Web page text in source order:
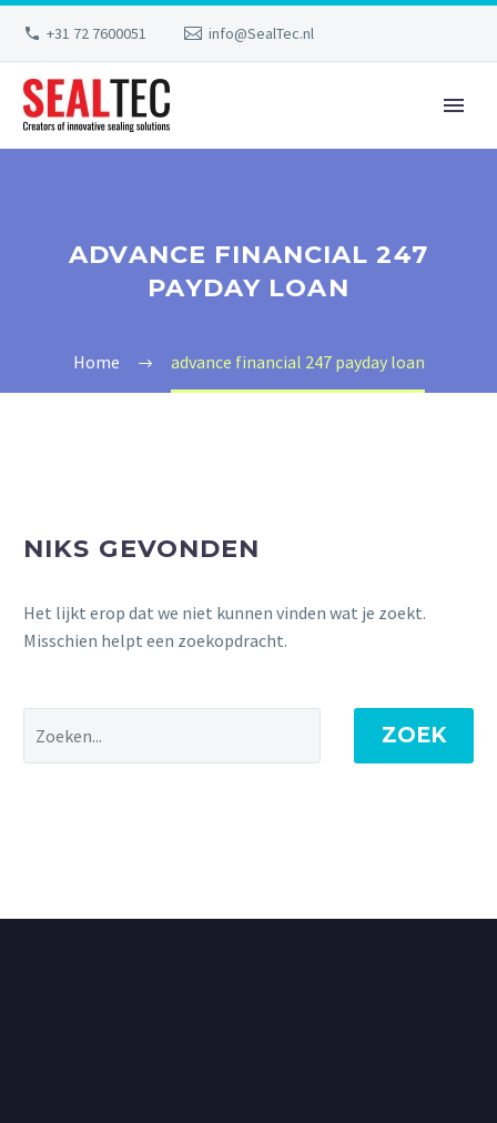
+31 72 7600051 info@SealTec.nl
ADVANCE FINANCIAL 247
PAYDAY LOAN
Home advance financial 247 payday loan
NIKS GEVONDEN
Het lijkt erop dat we niet kunnen vinden wat je zoekt.
Misschien helpt een zoekopdracht.
ZOEK